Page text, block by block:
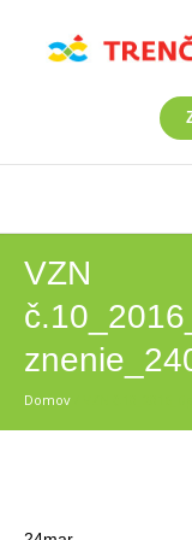
VZN
Domov